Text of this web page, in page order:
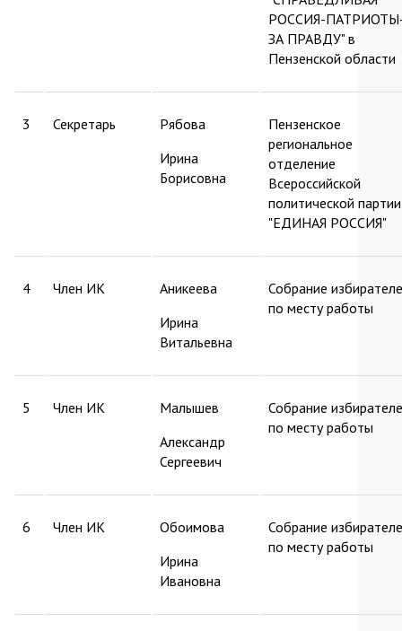
РОССИЯ-
ЗА ПРАВДУ" в
Пензенской области
3 Секретарь
Рябова
Ирина
Борисовна
Пензенское
региональное
отделение
Всероссийской
политической партии
"ЕДИНАЯ РОССИЯ"
4 Член ИК
Аникеева
Ирина
Витальевна
Собрание
по месту работы
5 Член ИК
Малышев
Александр
Сергеевич
Собрание
по месту работы
6 Член ИК
Обоимова
Ирина
Ивановна
Собрание
по месту работы